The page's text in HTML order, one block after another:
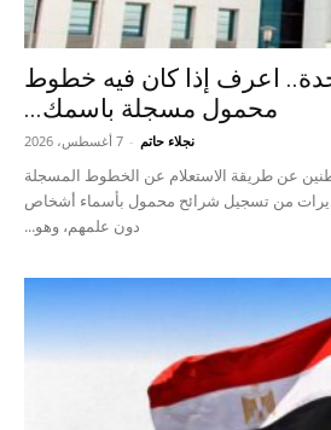
اعرف إذا كان فيه خطوط
محمول مسجلة باسمك...
نجلاء حاتم - 7 أغسطس، 2026
عن طريقة الاستعلام عن الخطوط المسجلة
من تسجيل شرائح محمول بأسماء أشخاص
دون علمهم، وهو...